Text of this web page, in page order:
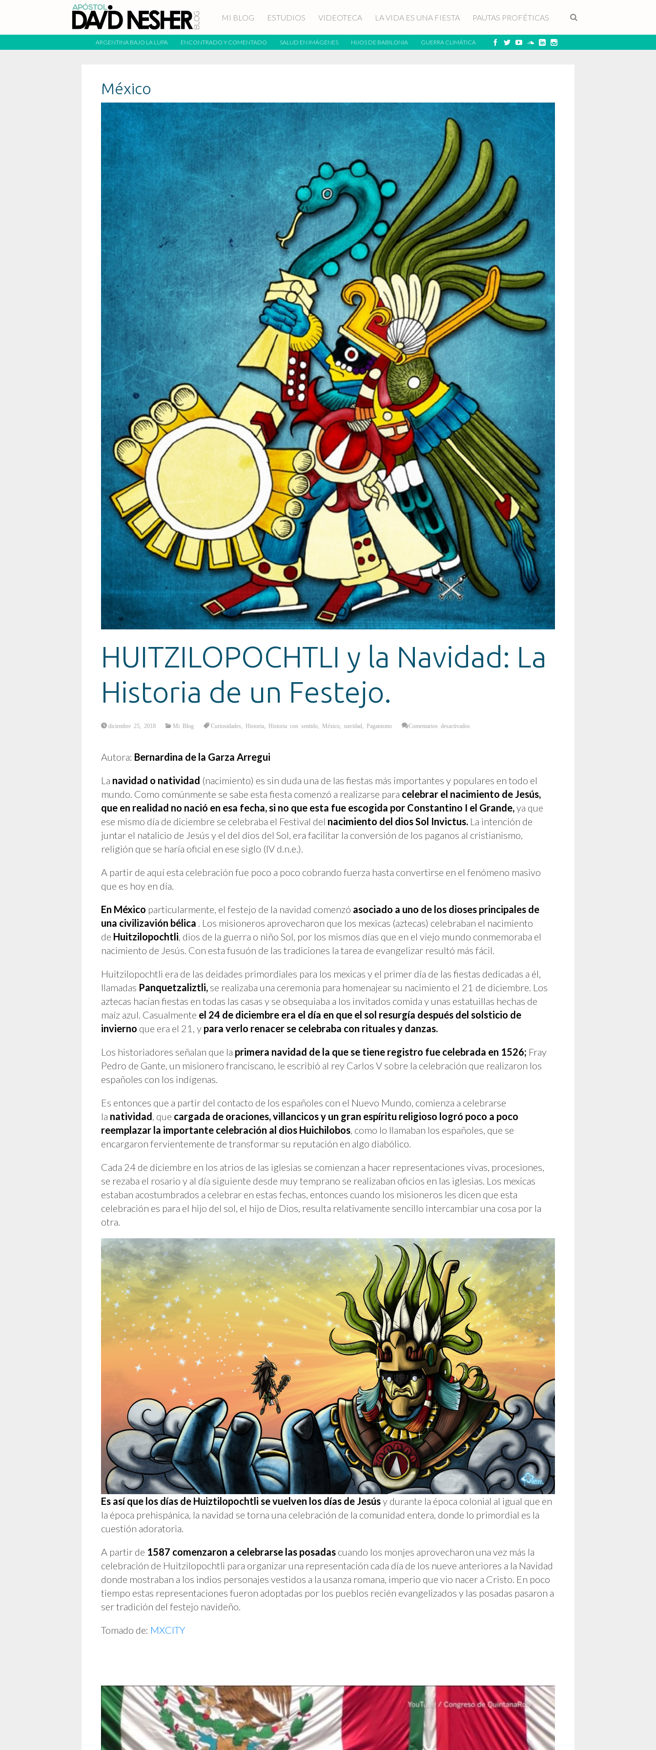
MI BLOG ESTUDIOS VIDEOTECA LA VIDA ES UNA FIESTA PAUTAS PROFÉTICAS
ARGENTINA BAJO LA LUPA ENCONTRADO Y COMENTADO SALUD EN IMÁGENES HIJOS DE BABILONIA GUERRA CLIMÁTICA
México
HUITZILOPOCHTLI y la Navidad: La
Historia de un Festejo.
diciembre 25, 2018 Mi Blog Curiosidades Historia Historia con sentido México navidad Paganismo Comentarios desactivados
Autora: Bernardina de la Garza Arregui
La navidad o natividad (nacimiento) es sin duda una de las fiestas más importantes y populares en todo el
mundo. Como comúnmente se sabe esta fiesta comenzó a realizarse para celebrar el nacimiento de Jesús,
que en realidad no nació en esa fecha, si no que esta fue escogida por Constantino I el Grande,ya que
ese mismo día de diciembre se celebraba el Festival del nacimiento del dios Sol Invictus. La intención de
juntar el natalicio de Jesús y el del dios del Sol, era facilitar la conversión de los paganos al cristianismo,
religión que se haría oficial en ese siglo (IV d.n.e.).
A partir de aquí esta celebración fue poco a poco cobrando fuerza hasta convertirse en el fenómeno masivo
que es hoy en día.
En México particularmente, el festejo de la navidad comenzó asociado a uno de los dioses principales de
una civilizavión bélica
. Los misioneros aprovecharon que los mexicas (aztecas) celebraban el nacimiento
de Huitzilopochtli , dios de la guerra o niño Sol, por los mismos días que en el viejo mundo conmemoraba el
nacimiento de Jesús. Con esta fusuón de las tradiciones la tarea de evangelizar resultó más fácil.
Huitzilopochtli era de las deidades primordiales para los mexicas y el primer día de las fiestas dedicadas a él,
llamadas Panquetzaliztli, se realizaba una ceremonia para homenajear su nacimiento el 21 de diciembre. Los
aztecas hacían fiestas en todas las casas y se obsequiaba a los invitados comida y unas estatuillas hechas de
maíz azul. Casualmente el 24 de diciembre era el día en que el sol resurgía después del solsticio de
invierno que era el 21, y para verlo renacer se celebraba con rituales y danzas.
Los historiadores señalan que la primera navidad de la que se tiene registro fue celebrada en 1526; Fray
Pedro de Gante, un misionero franciscano, le escribió al rey Carlos V sobre la celebración que realizaron los
españoles con los indígenas.
Es entonces que a partir del contacto de los españoles con el Nuevo Mundo, comienza a celebrarse
la natividad , que cargada de oraciones, villancicos y un gran espíritu religioso logró poco a poco
reemplazar la importante celebración al dios Huichilobos , como lo llamaban los españoles, que se
encargaron fervientemente de transformar su reputación en algo diabólico.
Cada 24 de diciembre en los atrios de las iglesias se comienzan a hacer representaciones vivas, procesiones,
se rezaba el rosario y al día siguiente desde muy temprano se realizaban oficios en las iglesias. Los mexicas
estaban acostumbrados a celebrar en estas fechas, entonces cuando los misioneros les dicen que esta
celebración es para el hijo del sol, el hijo de Dios, resulta relativamente sencillo intercambiar una cosa por la
otra.
Es así que los días de Huiztilopochtli se vuelven los días de Jesúsy durante la época colonial al igual que en
la época prehispánica, la navidad se torna una celebración de la comunidad entera, donde lo primordial es la
cuestión adoratoria.
A partir de 1587 comenzaron a celebrarse las posadas cuando los monjes aprovecharon una vez más la
celebración de Huitzilopochtli para organizar una representación cada día de los nueve anteriores a la Navidad
donde mostraban a los indios personajes vestidos a la usanza romana, imperio que vio nacer a Cristo. En poco
tiempo estas representaciones fueron adoptadas por los pueblos recién evangelizados y las posadas pasaron a
ser tradición del festejo navideño.
Tomado de: MXCITY